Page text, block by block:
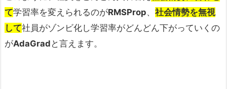
て学習率を変えられるのがRMSProp、 社会情勢を無視
して社員がゾンビ化し学習率がどんどん下がっていくの
がAdaGrad と言えます。